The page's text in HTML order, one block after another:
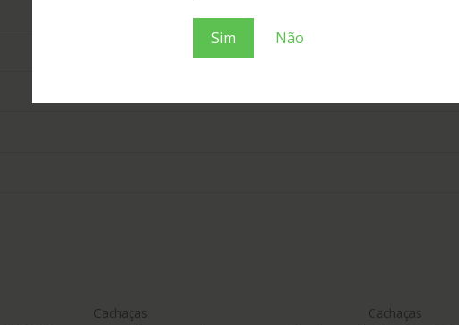
Sim Não
Cachaças Cachaças